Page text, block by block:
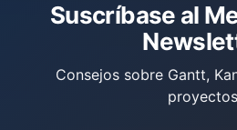
Suscríbase al
Consejos sobre Gantt,